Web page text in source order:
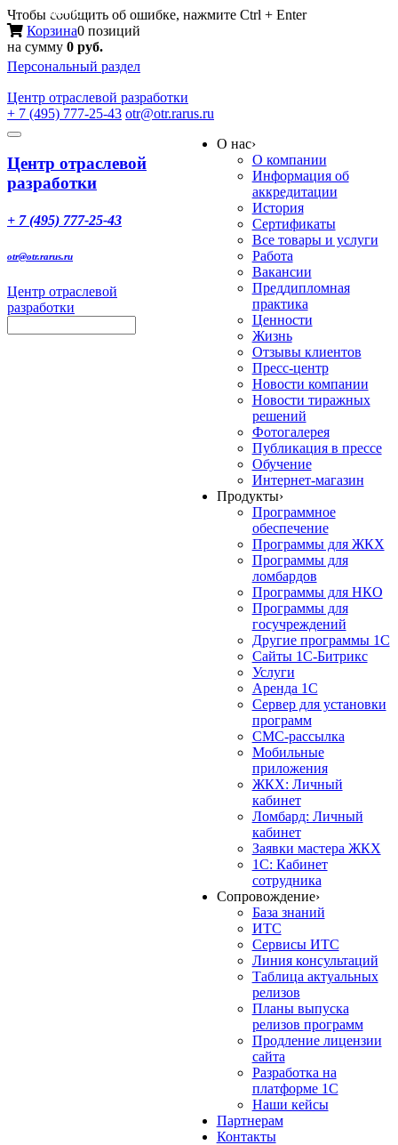
Чтобы сообщить об ошибке, нажмите Ctrl + Enter
Корзина0 позиций
на сумму 0 руб.
Персональный раздел
Центр отраслевой разработки
+ 7 (495) 777-25-43 otr@otr.rarus.ru
Toggle
Меню
Центр отраслевой
разработки
+ 7 (495) 777-25-43
otr@otr.rarus.ru
Центр отраслевой
разработки
О нас›
О компании
Информация об
аккредитации
История
Сертификаты
Все товары и услуги
Работа
Вакансии
Преддипломная
практика
Ценности
Жизнь
Отзывы клиентов
Пресс-центр
Новости компании
Новости тиражных
решений
Фотогалерея
Публикация в прессе
Обучение
Интернет-магазин
Продукты›
Программное
обеспечение
Программы для ЖКХ
Программы для
ломбардов
Программы для НКО
Программы для
госучреждений
Другие программы 1С
Сайты 1С-Битрикс
Услуги
Аренда 1С
Сервер для установки
программ
СМС-рассылка
Мобильные
приложения
ЖКХ: Личный
кабинет
Ломбард: Личный
кабинет
Заявки мастера ЖКХ
1С: Кабинет
сотрудника
Сопровождение›
База знаний
ИТС
Сервисы ИТС
Линия консультаций
Таблица актуальных
релизов
Планы выпуска
релизов программ
Продление лицензии
сайта
Разработка на
платформе 1С
Наши кейсы
Партнерам
Контакты